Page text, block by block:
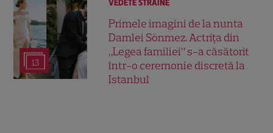
13
VEDETE STRĂINE
Primele imagini de la nunta
Damlei Sönmez. Actrița din
„Legea familiei” s-a căsătorit
într-o ceremonie discretă la
Istanbul